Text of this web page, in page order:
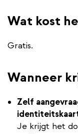
Wat kost
Gratis.
Wanneer
Zelf
Je krijgt het